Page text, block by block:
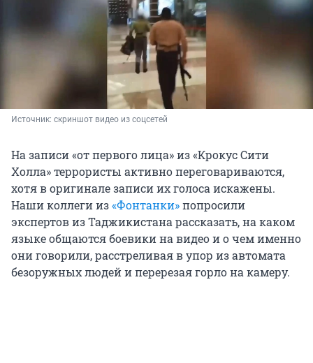
Источник: скриншот видео из соцсетей
На записи «от первого лица» из «Крокус Сити
Холла» террористы активно переговариваются,
хотя в оригинале записи их голоса искажены.
Наши коллеги из«Фонтанки»попросили
экспертов из Таджикистана рассказать, на каком
языке общаются боевики на видео и о чем именно
они говорили, расстреливая в упор из автомата
безоружных людей и перерезая горло на камеру.